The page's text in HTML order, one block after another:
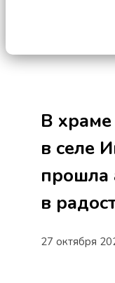
В
в селе
прошла
в
27 октября